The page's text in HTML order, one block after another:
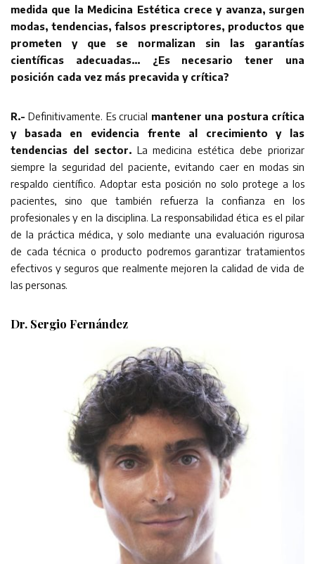
medida que la Medicina Estética crece y avanza, surgen
modas, tendencias, falsos prescriptores, productos que
prometen y que se normalizan sin las garantías
científicas adecuadas… ¿Es necesario tener una
posición cada vez más precavida y crítica?
R.-Definitivamente. Es crucial mantener una postura crítica
y basada en evidencia frente al crecimiento y las
tendencias del sector.La medicina estética debe priorizar
siempre la seguridad del paciente, evitando caer en modas sin
respaldo científico. Adoptar esta posición no solo protege a los
pacientes, sino que también refuerza la confianza en los
profesionales y en la disciplina. La responsabilidad ética es el pilar
de la práctica médica, y solo mediante una evaluación rigurosa
de cada técnica o producto podremos garantizar tratamientos
efectivos y seguros que realmente mejoren la calidad de vida de
las personas.
Dr. Sergio Fernández